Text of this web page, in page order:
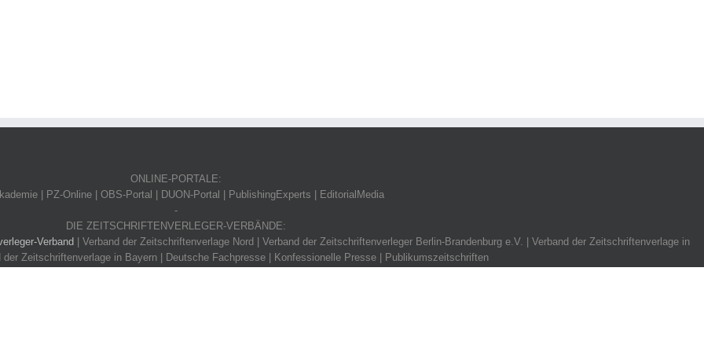
ONLINE-PORTALE:
| PZ-Online | OBS-Portal | DUON-Portal | PublishingExperts | EditorialMedia
-
DIE ZEITSCHRIFTENVERLEGER-VERBÄNDE:
Verband| Verband der Zeitschriftenverlage Nord | Verband der Zeitschriftenverleger Berlin-Brandenburg e.V. | Verband der Zeitschriftenverlage in
der Zeitschriftenverlage in Bayern | Deutsche Fachpresse | Konfessionelle Presse | Publikumszeitschriften